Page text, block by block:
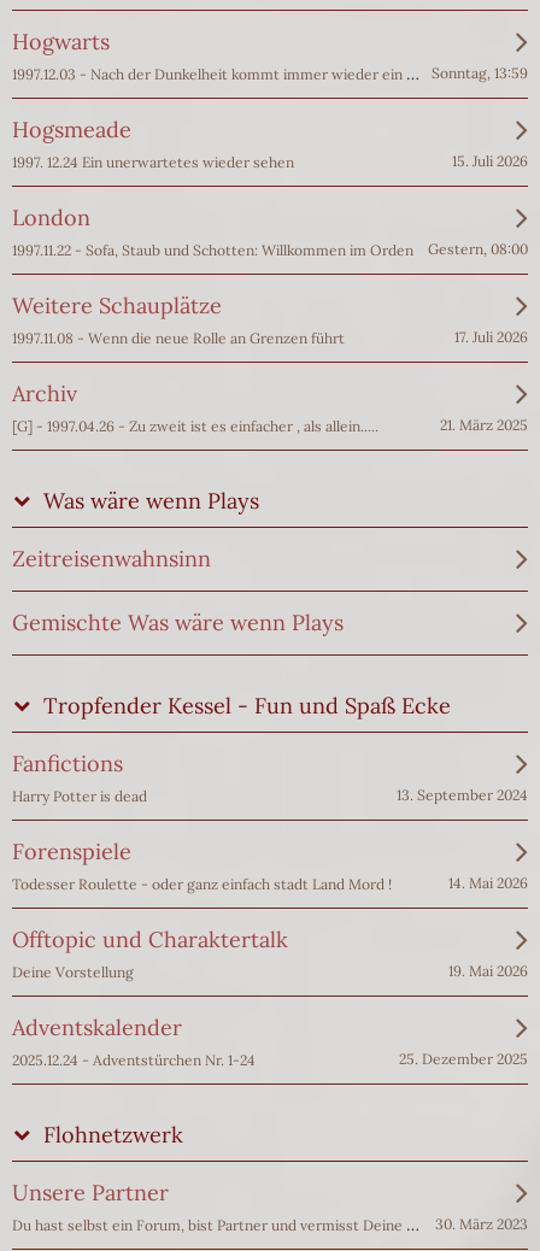
Hogwarts
1997.12.03 - Nach der Dunkelheit kommt immer wieder ein Licht Sonntag, 13:59
Hogsmeade
1997. 12.24 Ein unerwartetes wieder sehen 15. Juli 2026
London
1997.11.22 - Sofa, Staub und Schotten: Willkommen im Orden Gestern, 08:00
Weitere Schauplätze
1997.11.08 - Wenn die neue Rolle an Grenzen führt 17. Juli 2026
Archiv
[G] - 1997.04.26 - Zu zweit ist es einfacher , als allein..... 21. März 2025
Was wäre wenn Plays
Zeitreisenwahnsinn
Gemischte Was wäre wenn Plays
Tropfender Kessel - Fun und Spaß Ecke
Fanfictions
Harry Potter is dead 13. September 2024
Forenspiele
Todesser Roulette - oder ganz einfach stadt Land Mord ! 14. Mai 2026
Offtopic und Charaktertalk
Deine Vorstellung 19. Mai 2026
Adventskalender
2025.12.24 - Adventstürchen Nr. 1-24 25. Dezember 2025
Flohnetzwerk
Unsere Partner
Du hast selbst ein Forum, bist Partner und vermisst Deine Daten? 30. März 2023